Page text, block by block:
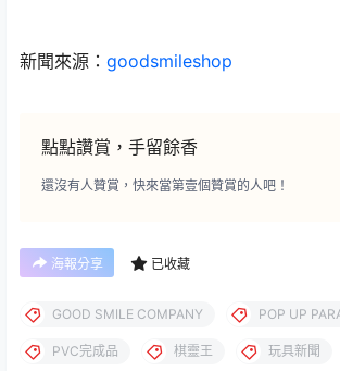
新聞來源： goodsmileshop
點點讚賞，手留餘香
還沒有人贊賞，快來當第壹個贊賞的人吧！
海報分享 已收藏
GOOD SMILE COMPANY POP UP
PVC完成品 棋靈王 玩具新聞